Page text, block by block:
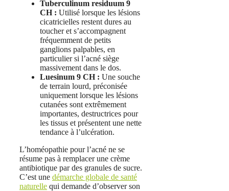
Tuberculinum residuum 9
CH : Utilisé lorsque les lésions
cicatricielles restent dures au
toucher et s’accompagnent
fréquemment de petits
ganglions palpables, en
particulier si l’acné siège
massivement dans le dos.
Luesinum 9 CH : Une souche
de terrain lourd, préconisée
uniquement lorsque les lésions
cutanées sont extrêmement
importantes, destructrices pour
les tissus et présentent une nette
tendance à l’ulcération.
L’homéopathie pour l’acné ne se
résume pas à remplacer une crème
antibiotique par des granules de sucre.
C’est une démarche globale de santé
naturelle qui demande d’observer son